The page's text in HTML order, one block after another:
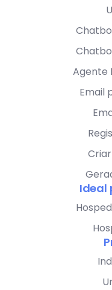
Agente
Email
Ideal